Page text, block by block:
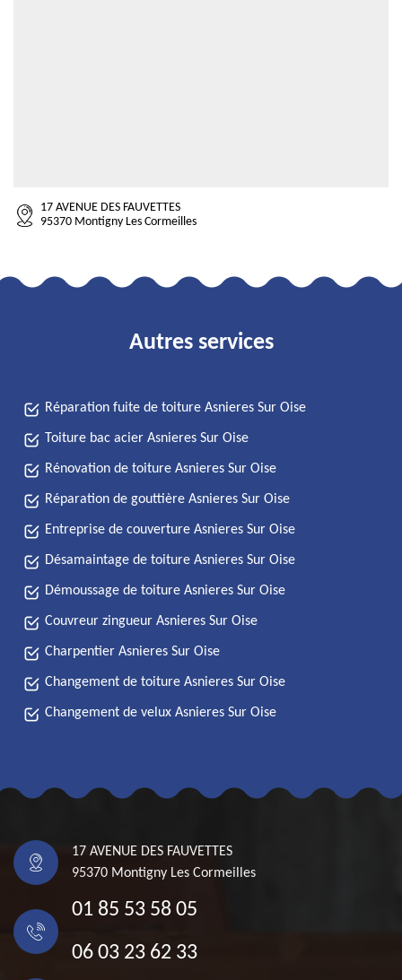
17 AVENUE DES FAUVETTES
95370 Montigny Les Cormeilles
Autres services
Réparation fuite de toiture Asnieres Sur Oise
Toiture bac acier Asnieres Sur Oise
Rénovation de toiture Asnieres Sur Oise
Réparation de gouttière Asnieres Sur Oise
Entreprise de couverture Asnieres Sur Oise
Désamaintage de toiture Asnieres Sur Oise
Démoussage de toiture Asnieres Sur Oise
Couvreur zingueur Asnieres Sur Oise
Charpentier Asnieres Sur Oise
Changement de toiture Asnieres Sur Oise
Changement de velux Asnieres Sur Oise
17 AVENUE DES FAUVETTES
95370 Montigny Les Cormeilles
01 85 53 58 05
06 03 23 62 33